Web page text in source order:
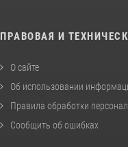
ПРАВОВАЯ И
О сайте
Об использовании
Правила обработки
Сообщить об ошибках